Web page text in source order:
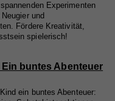
Experimenten
und
Fördere Kreativität,
spielerisch!
buntes Abenteuer
ein buntes Abenteuer:
wie der Besucher die